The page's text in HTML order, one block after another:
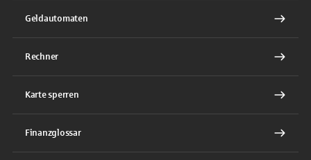
Geldautomaten
Rechner
Karte sperren
Finanzglossar